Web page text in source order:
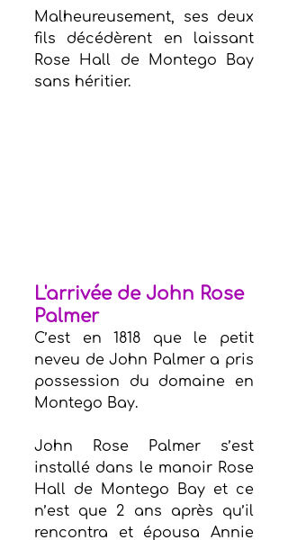
Malheureusement, ses deux
fils décédèrent en laissant
Rose Hall de Montego Bay
sans héritier.
L'arrivée de John Rose
Palmer
C’est en 1818 que le petit
neveu de John Palmer a pris
possession du domaine en
Montego Bay.
John Rose Palmer s’est
installé dans le manoir Rose
Hall de Montego Bay et ce
n’est que 2 ans après qu’il
rencontra et épousa
Annie